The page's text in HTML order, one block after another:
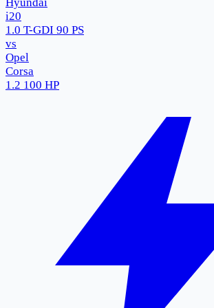
i20
1.0 T-GDI 90 PS
vs
Opel
Corsa
1.2 100 HP